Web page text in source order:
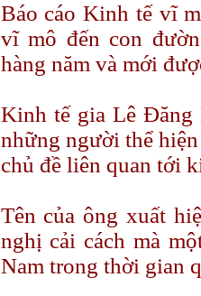
Báo cáo Kinh tế vĩ
vĩ mô đến con
hàng năm và mới
Kinh tế gia Lê Đăng
những người thể
chủ đề liên quan tới
Tên của ông xuất
nghị cải cách mà
Nam trong thời gian